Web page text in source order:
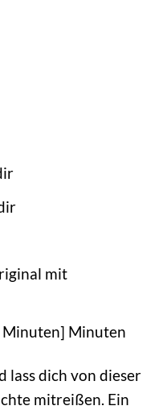
mit
Minuten
lass dich von dieser
mitreißen. Ein